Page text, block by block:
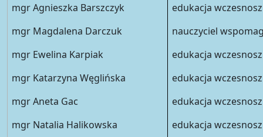
mgr Agnieszka Barszczyk
mgr Magdalena Darczuk
mgr Ewelina Karpiak
mgr Katarzyna Węglińska
mgr Aneta Gac
mgr Natalia Halikowska
edukacja
nauczyciel
edukacja
edukacja
edukacja
edukacja